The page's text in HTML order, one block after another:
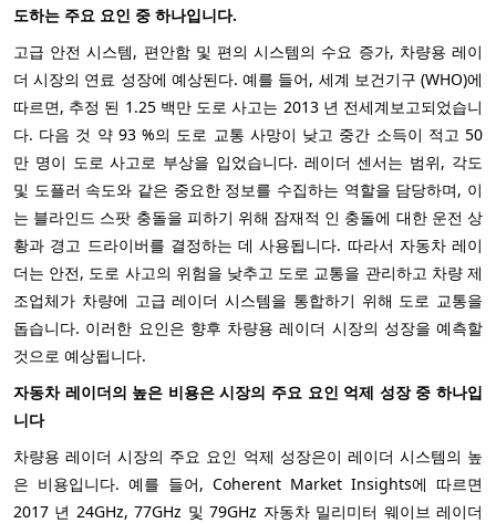
도하는 주요 요인 중 하나입니다.
고급 안전 시스템, 편안함 및 편의 시스템의 수요 증가, 차량용 레이
더 시장의 연료 성장에 예상된다. 예를 들어, 세계 보건기구 (WHO)에
따르면, 추정 된 1.25 백만 도로 사고는 2013 년 전세계보고되었습니
다. 다음 것 약 93 %의 도로 교통 사망이 낮고 중간 소득이 적고 50
만 명이 도로 사고로 부상을 입었습니다. 레이더 센서는 범위, 각도
및 도플러 속도와 같은 중요한 정보를 수집하는 역할을 담당하며, 이
는 블라인드 스팟 충돌을 피하기 위해 잠재적 인 충돌에 대한 운전 상
황과 경고 드라이버를 결정하는 데 사용됩니다. 따라서 자동차 레이
더는 안전, 도로 사고의 위험을 낮추고 도로 교통을 관리하고 차량 제
조업체가 차량에 고급 레이더 시스템을 통합하기 위해 도로 교통을
돕습니다. 이러한 요인은 향후 차량용 레이더 시장의 성장을 예측할
것으로 예상됩니다.
자동차 레이더의 높은 비용은 시장의 주요 요인 억제 성장 중 하나입
니다
차량용 레이더 시장의 주요 요인 억제 성장은이 레이더 시스템의 높
은 비용입니다. 예를 들어, Coherent Market Insights에 따르면
2017 년 24GHz, 77GHz 및 79GHz 자동차 밀리미터 웨이브 레이더